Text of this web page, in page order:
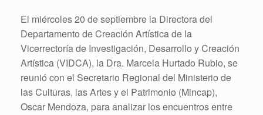
El miércoles 20 de septiembre la Directora del
Departamento de Creación Artística de la
Vicerrectoría de Investigación, Desarrollo y Creación
Artística (VIDCA), la Dra. Marcela Hurtado Rubio, se
reunió con el Secretario Regional del Ministerio de
las Culturas, las Artes y el Patrimonio (Mincap),
Oscar Mendoza, para analizar los encuentros entre